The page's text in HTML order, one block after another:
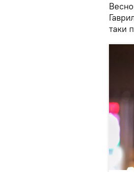
таки